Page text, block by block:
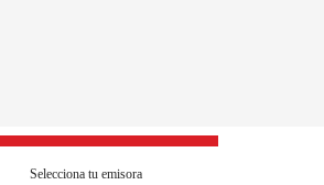
Selecciona tu emisora